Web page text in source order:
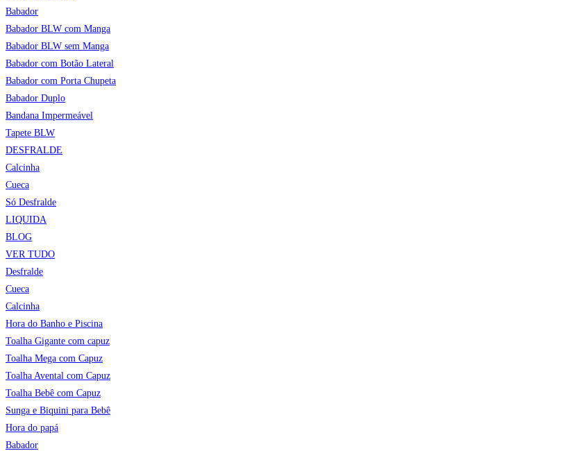
Babador
Babador BLW com Manga
Babador BLW sem Manga
Babador com Botão Lateral
Babador com Porta Chupeta
Babador Duplo
Bandana Impermeável
Tapete BLW
DESFRALDE
Calcinha
Cueca
Só Desfralde
LIQUIDA
BLOG
VER TUDO
Desfralde
Cueca
Calcinha
Hora do Banho e Piscina
Toalha Gigante com capuz
Toalha Mega com Capuz
Toalha Avental com Capuz
Toalha Bebê com Capuz
Sunga e Biquini para Bebê
Hora do papá
Babador